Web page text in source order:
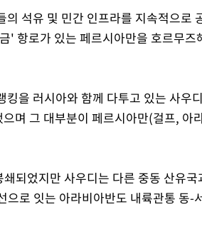
의 석유 및 민간 인프라를 지속적으로
' 항로가 있는 페르시아만을 호르무
킹을 러시아와 함께 다투고 있는 사우
며 그 대부분이 페르시아만(걸프, 아
되었지만 사우디는 다른 중동 산유
으로 잇는 아라비아반도 내륙관통 동-